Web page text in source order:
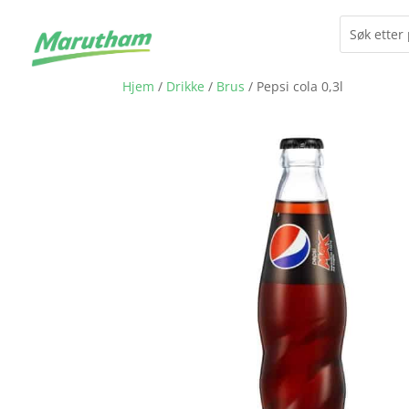
Hjem / Drikke / Brus / Pepsi cola 0,3l